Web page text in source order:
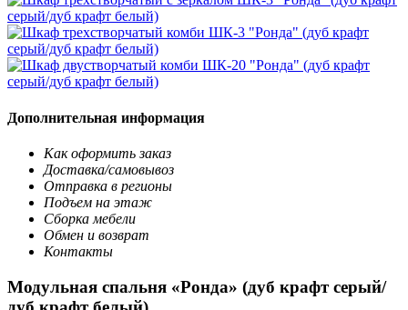
Дополнительная информация
Как оформить заказ
Доставка/самовывоз
Отправка в регионы
Подъем на этаж
Сборка мебели
Обмен и возврат
Контакты
Модульная спальня «Ронда» (дуб крафт серый/